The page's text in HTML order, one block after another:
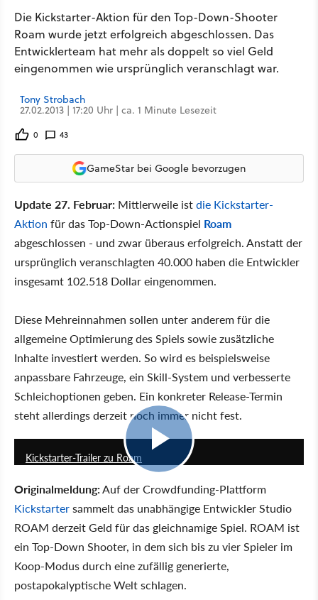
Die Kickstarter-Aktion für den Top-Down-Shooter
Roam wurde jetzt erfolgreich abgeschlossen. Das
Entwicklerteam hat mehr als doppelt so viel Geld
eingenommen wie ursprünglich veranschlagt war.
Tony Strobach
27.02.2013 | 17:20 Uhr | ca. 1 Minute Lesezeit
0 43
GameStar bei Google bevorzugen
Update 27. Februar: Mittlerweile istdie Kickstarter-
Aktion für das Top-Down-Actionspiel Roam
abgeschlossen - und zwar überaus erfolgreich. Anstatt der
ursprünglich veranschlagten 40.000 haben die Entwickler
insgesamt 102.518 Dollar eingenommen.
Diese Mehreinnahmen sollen unter anderem für die
allgemeine Optimierung des Spiels sowie zusätzliche
Inhalte investiert werden. So wird es beispielsweise
anpassbare Fahrzeuge, ein Skill-System und verbesserte
Schleichoptionen geben. Ein konkreter Release-Termin
steht allerdings derzeit noch immer nicht fest.
Kickstarter-Trailer zu Roam
Originalmeldung:Auf der Crowdfunding-Plattform
Kickstartersammelt das unabhängige Entwickler Studio
ROAM derzeit Geld für das gleichnamige Spiel. ROAM ist
ein Top-Down Shooter, in dem sich bis zu vier Spieler im
Koop-Modus durch eine zufällig generierte,
postapokalyptische Welt schlagen.